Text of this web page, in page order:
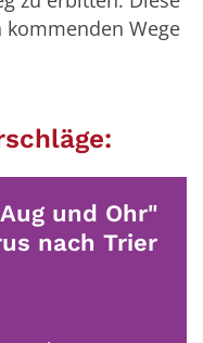
Wege
und Ohr"
nach Trier